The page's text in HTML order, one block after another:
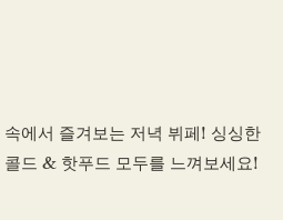
에서 즐겨보는 저녁 뷔페! 싱싱한
드 & 핫푸드 모두를 느껴보세요!